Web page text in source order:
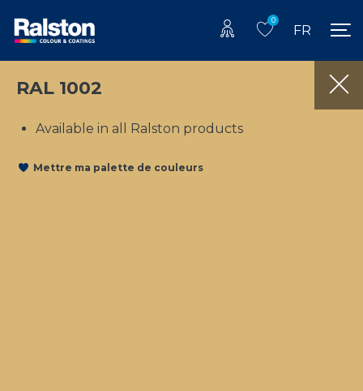
0
FR
RAL 1002
Available in all Ralston products
Mettre ma palette de couleurs